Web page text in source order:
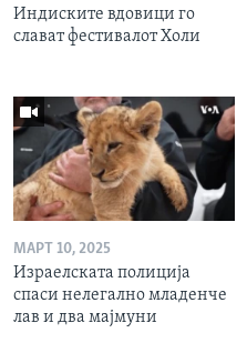
Индиските вдовици го
слават фестивалот Холи
МАРТ 10, 2025
Израелската полиција
спаси нелегално младенче
лав и два мајмуни